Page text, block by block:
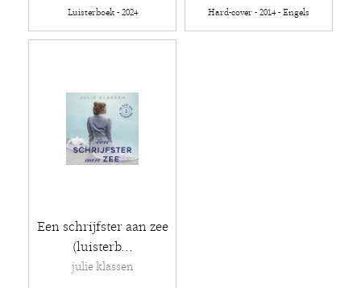
Luisterboek - 2024 Hard-cover - 2014 - Engels
Een schrijfster aan zee
(luisterb...
julie klassen